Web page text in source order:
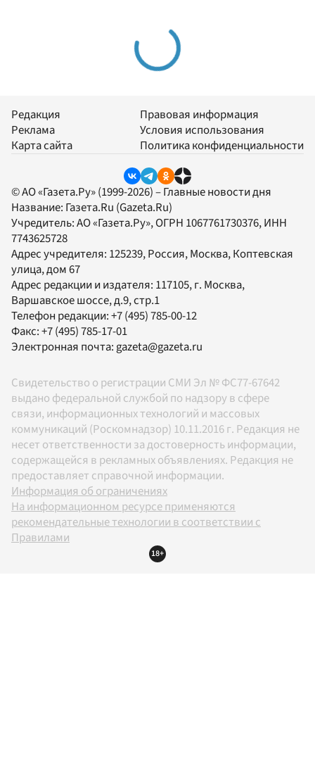
Редакция
Реклама
Карта сайта
Правовая информация
Условия использования
Политика конфиденциальности
© АО «Газета.Ру» (1999-2026) – Главные новости дня
Название: Газета.Ru (Gazeta.Ru)
Учредитель:АО «Газета.Ру», ОГРН 1067761730376, ИНН
7743625728
Адрес учредителя: 125239, Россия, Москва, Коптевская
улица, дом 67
Адрес редакции и издателя: 117105, г. Москва,
Варшавское шоссе, д.9, стр.1
Телефон редакции:+7 (495) 785-00-12
Факс:+7 (495) 785-17-01
Электронная почта:gazeta@gazeta.ru
Свидетельство о регистрации СМИ Эл № ФС77-67642
выдано федеральной службой по надзору в сфере
связи, информационных технологий и массовых
коммуникаций (Роскомнадзор) 10.11.2016 г. Редакция не
несет ответственности за достоверность информации,
содержащейся в рекламных объявлениях. Редакция не
предоставляет справочной информации.
Информация об ограничениях
На информационном ресурсе применяются
рекомендательные технологии в соответствии с
Правилами
18+